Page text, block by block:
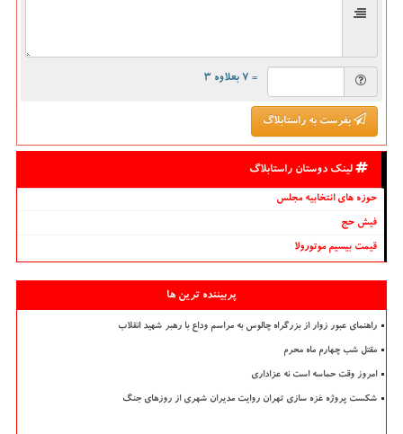
= ۷ بعلاوه ۳
بفرست به راستابلاگ
لینک دوستان راستابلاگ
حوزه های انتخابیه مجلس
فیش حج
قیمت بیسیم موتورولا
پربیننده ترین ها
راهنمای عبور زوار از بزرگراه چالوس به مراسم وداع با رهبر شهید انقلاب
مقتل شب چهارم ماه محرم
امروز وقت حماسه است نه عزاداری
شکست پروژه غزه سازی تهران روایت مدیران شهری از روزهای جنگ